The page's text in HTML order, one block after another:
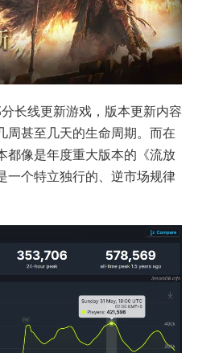
长线更新游戏，版本更新内容
周甚至几天的生命周期。而在
都像是年度重大版本的《流放
一个特立独行的、逆市场规律